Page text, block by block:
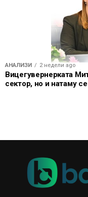
АНАЛИЗИ 2 недели ago
Вицегувернерката
сектор, но и натаму